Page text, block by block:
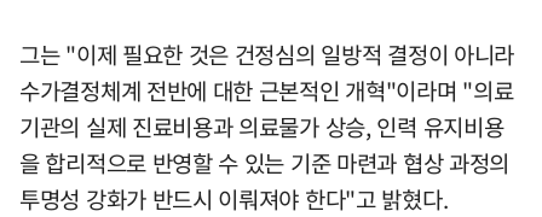
그는 "이제 필요한 것은 건정심의 일방적 결정이 아니라
수가결정체계 전반에 대한 근본적인 개혁"이라며 "의료
기관의 실제 진료비용과 의료물가 상승, 인력 유지비용
을 합리적으로 반영할 수 있는 기준 마련과 협상 과정의
투명성 강화가 반드시 이뤄져야 한다"고 밝혔다.